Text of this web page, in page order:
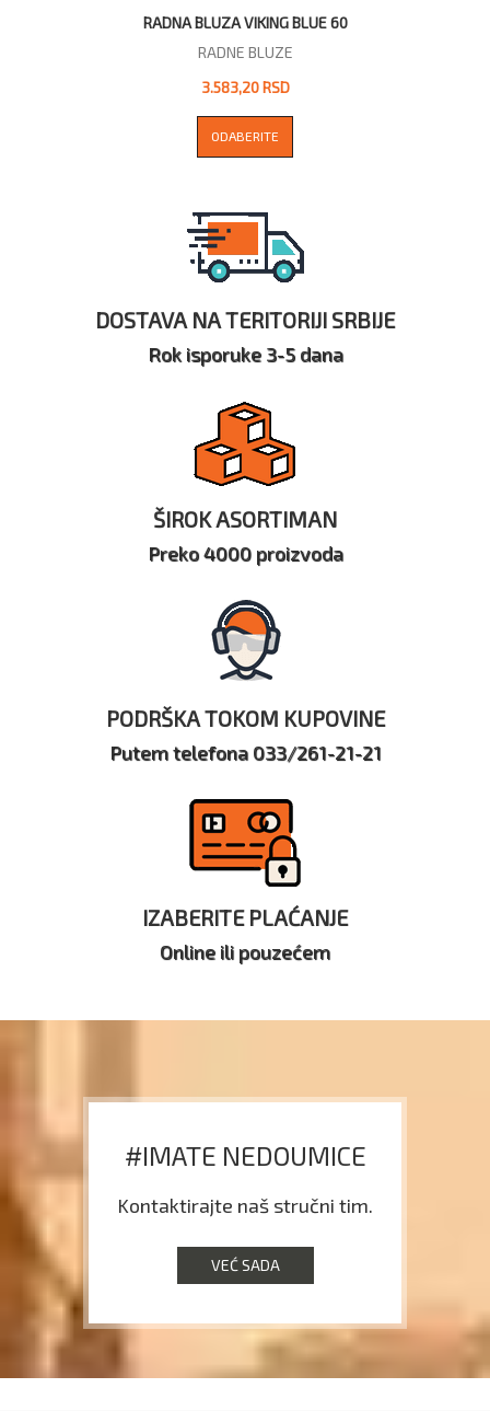
RADNA BLUZA VIKING BLUE 60
RADNE BLUZE
3.583,20 RSD
ODABERITE
DOSTAVA NA TERITORIJI SRBIJE
Rok isporuke 3-5 dana
ŠIROK ASORTIMAN
Preko 4000 proizvoda
PODRŠKA TOKOM KUPOVINE
Putem telefona 033/261-21-21
IZABERITE PLAĆANJE
Online ili pouzećem
#IMATE NEDOUMICE
Kontaktirajte naš stručni tim.
VEĆ SADA